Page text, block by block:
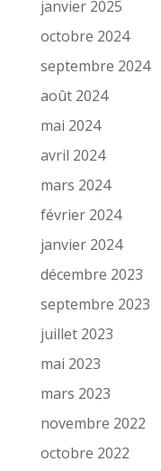
janvier 2025
octobre 2024
septembre 2024
août 2024
mai 2024
avril 2024
mars 2024
février 2024
janvier 2024
décembre 2023
septembre 2023
juillet 2023
mai 2023
mars 2023
novembre 2022
octobre 2022